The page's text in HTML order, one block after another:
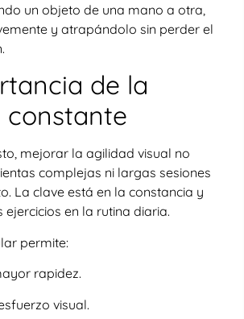
un objeto de una mano a otra,
y atrapándolo sin perder el
de la
mejorar la agilidad visual no
complejas ni largas sesiones
La clave está en la constancia y
ejercicios en la rutina diaria.
permite:
rapidez.
visual.